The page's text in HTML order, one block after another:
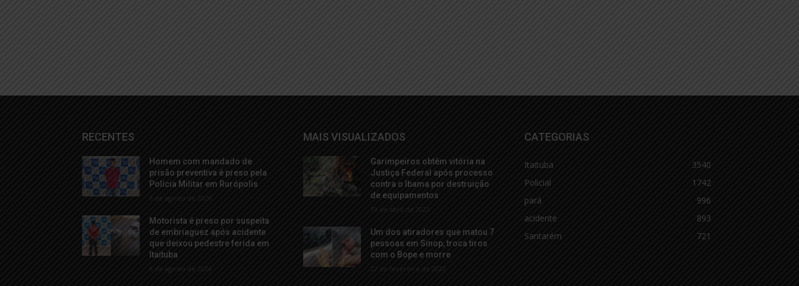
RECENTES
Homem com mandado de
prisão preventiva é preso pela
Polícia Militar em Rurópolis
6 de agosto de 2026
Motorista é preso por suspeita
de embriaguez após acidente
que deixou pedestre ferida em
Itaituba
6 de agosto de 2026
MAIS VISUALIZADOS
Garimpeiros obtêm vitória na
Justiça Federal após processo
contra o Ibama por destruição
de equipamentos
19 de abril de 2023
Um dos atiradores que matou 7
pessoas em Sinop, troca tiros
com o Bope e morre
22 de fevereiro de 2023
CATEGORIAS
Itaituba
3540
Policial
1742
pará
996
acidente
893
Santarém
721